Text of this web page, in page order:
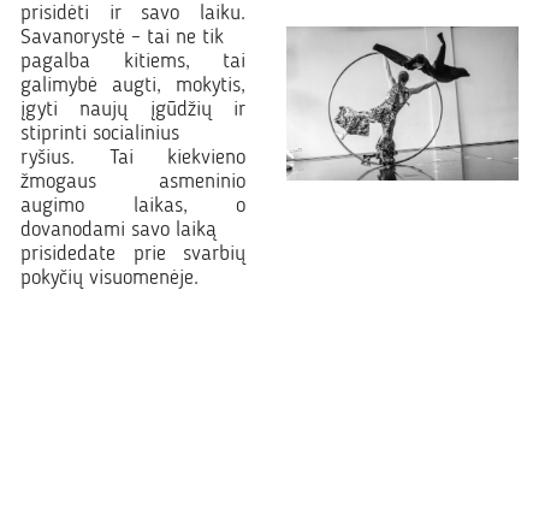
prisidėti ir savo laiku.
Savanorystė – tai ne tik
pagalba kitiems, tai
galimybė augti, mokytis,
įgyti naujų įgūdžių ir
stiprinti socialinius
ryšius. Tai kiekvieno
žmogaus asmeninio
augimo laikas, o
dovanodami savo laiką
prisidedate prie svarbių
pokyčių visuomenėje.